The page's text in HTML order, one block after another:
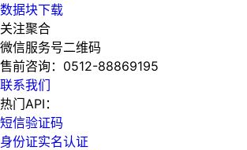
数据块下载
关注聚合
微信服务号二维码
售前咨询： 0512-88869195
联系我们
热门API：
短信验证码
身份证实名认证